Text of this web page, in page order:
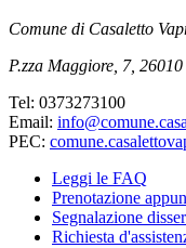
Comune di Casaletto
P.zza Maggiore, 7,
Tel: 0373273100
Email:
PEC:
Leggi le FAQ
Prenotazione
Segnalazione
Richiesta